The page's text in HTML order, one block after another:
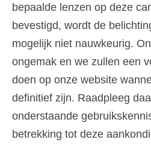
bepaalde lenzen op deze
bevestigd, wordt de
mogelijk niet nauwkeurig.
ongemak en we zullen een
doen op onze website
definitief zijn. Raadpleeg
onderstaande
betrekking tot deze